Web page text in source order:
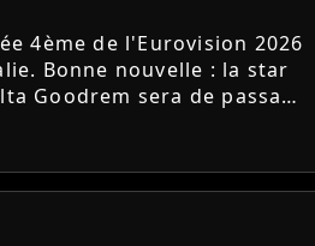
4ème de l'Eurovision 2026
Bonne nouvelle : la star
Goodrem sera de passage
pour une tournée